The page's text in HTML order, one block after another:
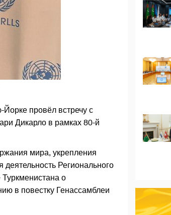
провёл встречу с
Дикарло в рамках 80-й
мира, укрепления
Регионального
о
в повестку Генассамблеи